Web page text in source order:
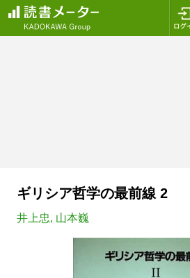
ギリシア哲学の最前線 2
井上忠, 山本巍